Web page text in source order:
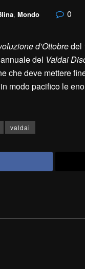
, Mondo 0
d’Ottobredel
del Valdai
deve mettere
modo pacifico le
valdai